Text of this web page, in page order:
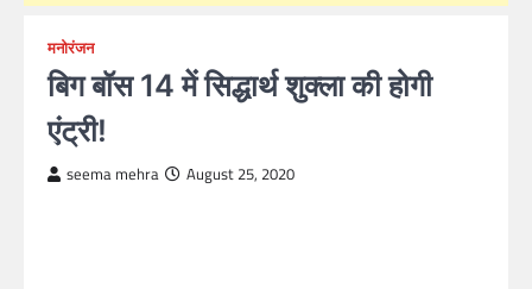
मनोरंजन
बिग बॉस 14 में सिद्धार्थ शुक्ला की होगी
एंट्री!
seema mehra August 25, 2020